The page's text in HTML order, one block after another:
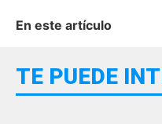
En este artículo
TE PUEDE